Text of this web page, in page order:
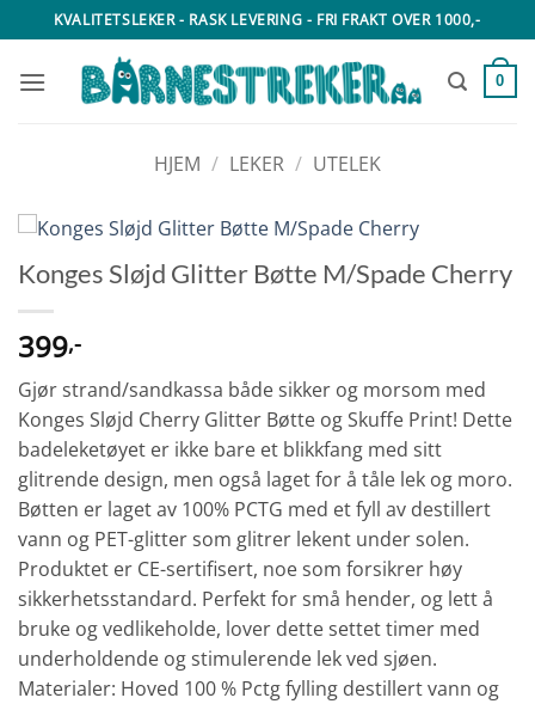
to
content
KVALITETSLEKER - RASK LEVERING - FRI FRAKT OVER 1000,-
0
HJEM / LEKER / UTELEK
Konges Sløjd Glitter Bøtte M/Spade Cherry
399,-
Gjør strand/sandkassa både sikker og morsom med
Konges Sløjd Cherry Glitter Bøtte og Skuffe Print! Dette
badeleketøyet er ikke bare et blikkfang med sitt
glitrende design, men også laget for å tåle lek og moro.
Bøtten er laget av 100% PCTG med et fyll av destillert
vann og PET-glitter som glitrer lekent under solen.
Produktet er CE-sertifisert, noe som forsikrer høy
sikkerhetsstandard. Perfekt for små hender, og lett å
bruke og vedlikeholde, lover dette settet timer med
underholdende og stimulerende lek ved sjøen.
Materialer: Hoved 100 % Pctg fylling destillert vann og